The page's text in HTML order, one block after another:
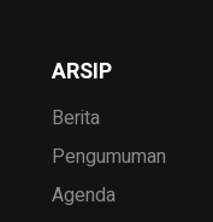
ARSIP
Berita
Pengumuman
Agenda